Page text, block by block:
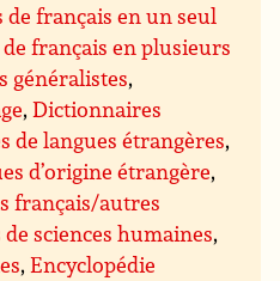
français en un seul
français en plusieurs
généralistes,
,Dictionnaires
de langues étrangères,
d’origine étrangère,
français/autres
sciences humaines,
,Encyclopédie